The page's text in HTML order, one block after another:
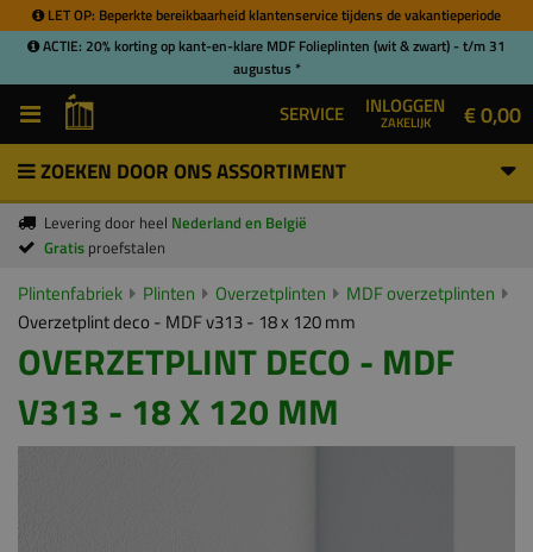
LET OP: Beperkte bereikbaarheid klantenservice tijdens de vakantieperiode
ACTIE: 20% korting op kant-en-klare MDF Folieplinten (wit & zwart) - t/m 31
augustus *
SERVICE INLOGGEN
ZAKELIJK € 0,00
ZOEKEN DOOR ONS ASSORTIMENT
Levering door heel Nederland en België
Gratis proefstalen
Plintenfabriek Plinten Overzetplinten
MDF overzetplinten
Overzetplint deco - MDF v313 - 18 x 120 mm
OVERZETPLINT DECO - MDF
V313 - 18 X 120 MM